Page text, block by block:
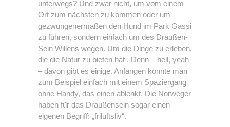
unterwegs? Und zwar nicht, um vom einem
Ort zum nächsten zu kommen oder um
gezwungenermaßen den Hund im Park Gassi
zu führen, sondern einfach um des Draußen-
Sein Willens wegen. Um die Dinge zu erleben,
die die Natur zu bieten hat . Denn – hell, yeah
– davon gibt es einige. Anfangen könnte man
zum Beispiel einfach mit einem Spaziergang
ohne Handy, das einen ablenkt. Die Norweger
haben für das Draußensein sogar einen
eigenen Begriff: „friluftsliv“.